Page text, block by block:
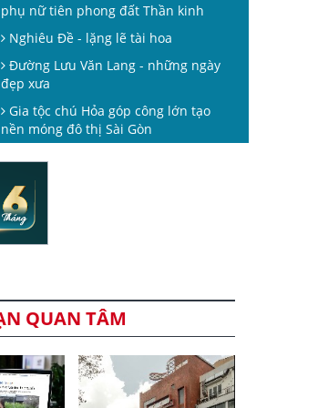
phụ nữ tiên phong đất Thần kinh
Nghiêu Đề - lặng lẽ tài hoa
Đường Lưu Văn Lang - những ngày
đẹp xưa
Gia tộc chú Hỏa góp công lớn tạo
nền móng đô thị Sài Gòn
QUAN TÂM